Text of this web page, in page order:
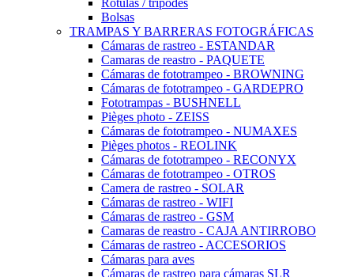
Rótulas / tripodes
Bolsas
TRAMPAS Y BARRERAS FOTOGRÁFICAS
Cámaras de rastreo - ESTANDAR
Camaras de reastro - PAQUETE
Cámaras de fototrampeo - BROWNING
Cámaras de fototrampeo - GARDEPRO
Fototrampas - BUSHNELL
Pièges photo - ZEISS
Cámaras de fototrampeo - NUMAXES
Pièges photos - REOLINK
Cámaras de fototrampeo - RECONYX
Cámaras de fototrampeo - OTROS
Camera de rastreo - SOLAR
Cámaras de rastreo - WIFI
Cámaras de rastreo - GSM
Camaras de reastro - CAJA ANTIRROBO
Cámaras de rastreo - ACCESORIOS
Cámaras para aves
Cámaras de rastreo para cámaras SLR